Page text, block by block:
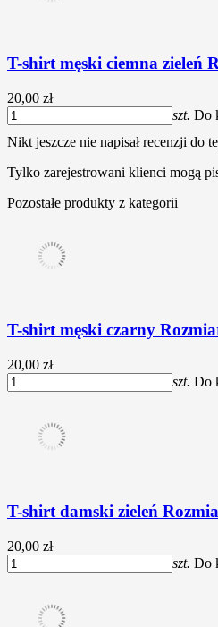
T-shirt męski ciemna zieleń
20,00 zł
szt. Do
Nikt jeszcze nie napisał recenzji do
Tylko zarejestrowani klienci mogą
Pozostałe produkty z kategorii
T-shirt męski czarny
20,00 zł
szt. Do
T-shirt damski zieleń
20,00 zł
szt. Do